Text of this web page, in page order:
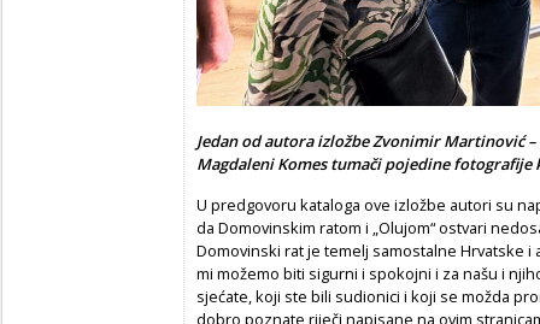
Jedan od autora izložbe Zvonimir Martinović
Magdaleni Komes tumači pojedine fotografije
U predgovoru kataloga ove izložbe autori su
da Domovinskim ratom i „Olujom“ ostvari
Domovinski rat je temelj samostalne Hrvatske
mi možemo biti sigurni i spokojni i za našu i
sjećate, koji ste bili sudionici i koji se možda
dobro poznate riječi napisane na ovim